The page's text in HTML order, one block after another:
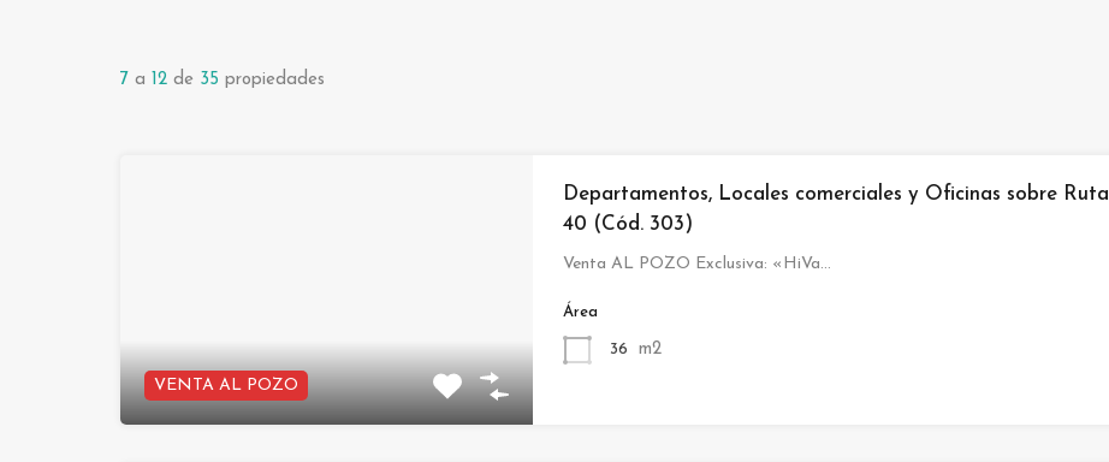
7 a 12 de 35 propiedades
VENTA AL POZO
Departamentos, Locales comerciales y Oficinas sobre Ruta
40 (Cód. 303)
Venta AL POZO Exclusiva: «HiVa…
Área
36 m2